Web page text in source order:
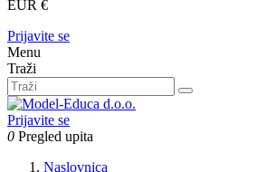
EUR €
Prijavite se
Menu
Traži
Prijavite se
0 Pregled upita
Naslovnica